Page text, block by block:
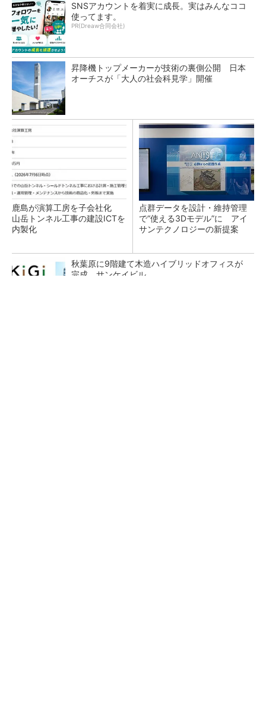
SNSアカウントを着実に成長。実はみんなココ
使ってます。
PR(Dreaw合同会社)
昇降機トップメーカーが技術の裏側公開 日本
オーチスが「大人の社会科見学」開催
鹿島が演算工房を子会社化
山岳トンネル工事の建設ICTを
内製化
点群データを設計・維持管理
で“使える3Dモデル”に アイ
サンテクノロジーの新提案
秋葉原に9階建て木造ハイブリッドオフィスが
完成 サンケイビル